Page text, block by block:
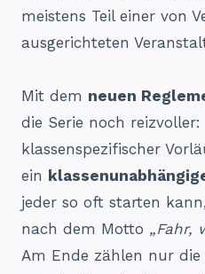
meistens Teil einer von
ausgerichteten
Mit dem neuen
die Serie noch
klassenspezifischer
ein
jeder so oft starten
nach dem Motto „Fahr,
Am Ende zählen nur die